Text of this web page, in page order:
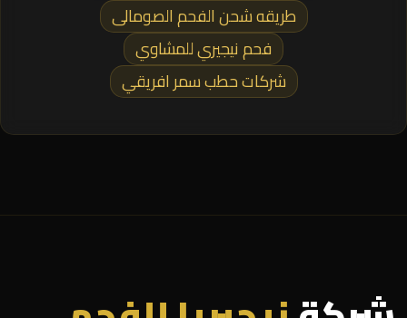
طريقه شحن الفحم الصومالى
فحم نيجيري للمشاوي
شركات حطب سمر افريقي